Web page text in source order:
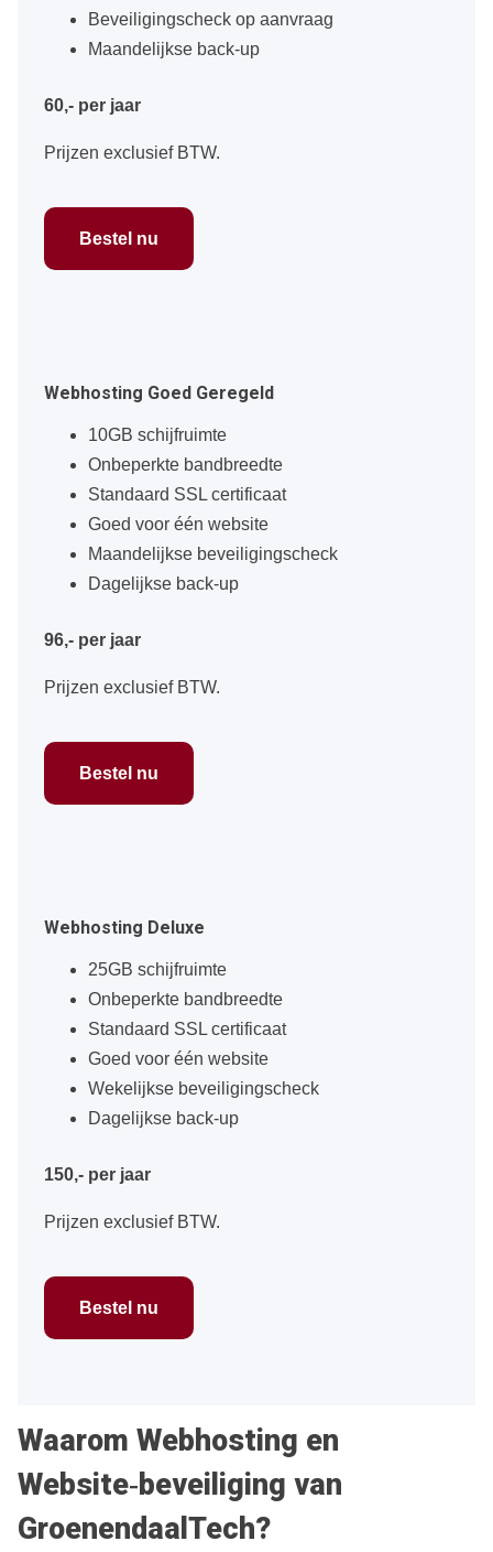
Beveiligingscheck op aanvraag
Maandelijkse back-up
60,- per jaar
Prijzen exclusief BTW.
Bestel nu
Webhosting Goed Geregeld
10GB schijfruimte
Onbeperkte bandbreedte
Standaard SSL certificaat
Goed voor één website
Maandelijkse beveiligingscheck
Dagelijkse back-up
96,- per jaar
Prijzen exclusief BTW.
Bestel nu
Webhosting Deluxe
25GB schijfruimte
Onbeperkte bandbreedte
Standaard SSL certificaat
Goed voor één website
Wekelijkse beveiligingscheck
Dagelijkse back-up
150,- per jaar
Prijzen exclusief BTW.
Bestel nu
Waarom Webhosting en
Website‑beveiliging van
GroenendaalTech?